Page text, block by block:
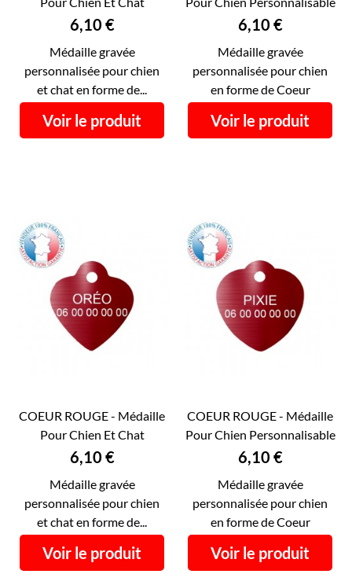
Personnalisable...
Prix
6,10 €
Médaille gravée
personnalisée pour chien
et chat en forme de...
Voir le produit
RECTO VERSO...
Prix
6,10 €
Médaille gravée
personnalisée pour chien
en forme de Coeur
Voir le produit
COEUR ROUGE - Médaille
Pour Chien Et Chat
Personnalisable...
Prix
6,10 €
Médaille gravée
personnalisée pour chien
et chat en forme de...
Voir le produit
COEUR ROUGE - Médaille
Pour Chien Personnalisable
RECTO VERSO...
Prix
6,10 €
Médaille gravée
personnalisée pour chien
en forme de Coeur
Voir le produit